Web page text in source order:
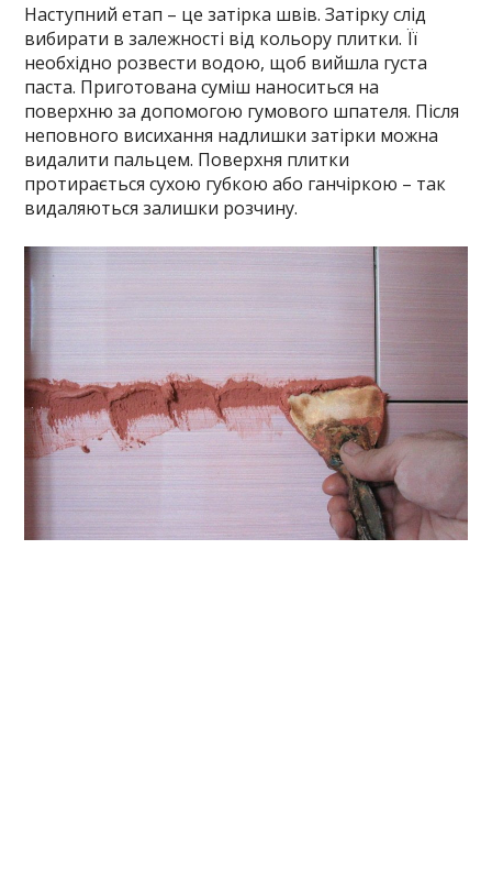
Наступний етап – це затірка швів. Затірку слід
вибирати в залежності від кольору плитки. Її
необхідно розвести водою, щоб вийшла густа
паста. Приготована суміш наноситься на
поверхню за допомогою гумового шпателя. Після
неповного висихання надлишки затірки можна
видалити пальцем. Поверхня плитки
протирається сухою губкою або ганчіркою – так
видаляються залишки розчину.